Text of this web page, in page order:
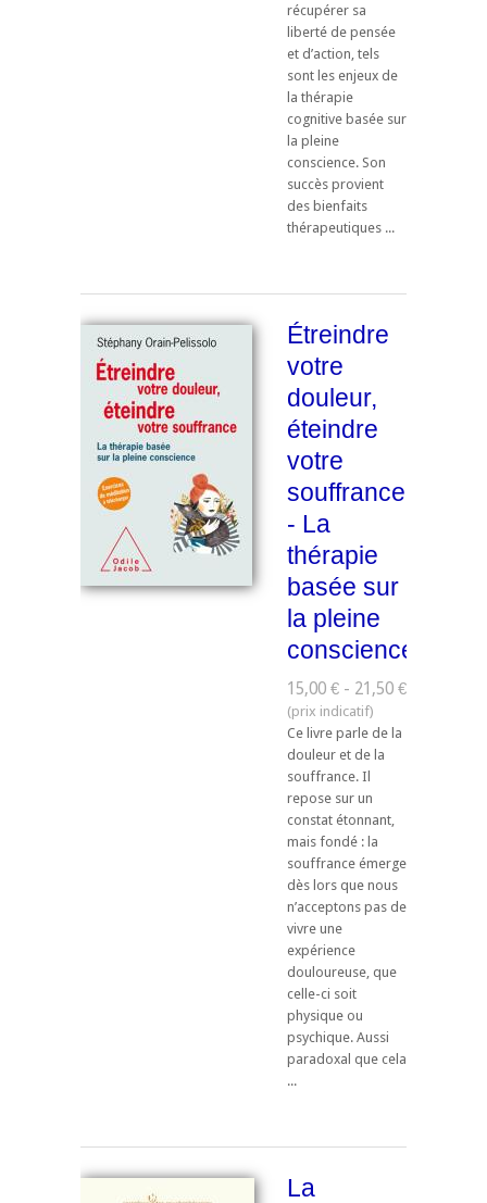
récupérer sa
liberté de pensée
et d’action, tels
sont les enjeux de
la thérapie
cognitive basée sur
la pleine
conscience. Son
succès provient
des bienfaits
thérapeutiques ...
Étreindre
votre
douleur,
éteindre
votre
souffrance
- La
thérapie
basée sur
la pleine
conscience
15,00 € - 21,50 €
Ce livre parle de la
douleur et de la
souffrance. Il
repose sur un
constat étonnant,
mais fondé : la
souffrance émerge
dès lors que nous
n’acceptons pas de
vivre une
expérience
douloureuse, que
celle-ci soit
physique ou
psychique. Aussi
paradoxal que cela
...
La